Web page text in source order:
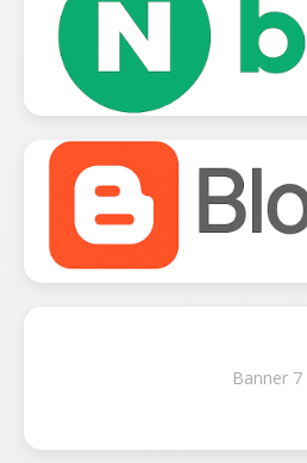
Banner 7